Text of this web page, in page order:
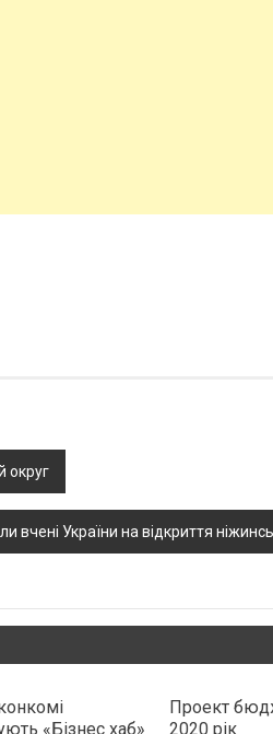
округ
вчені України на відкриття
«Бізнес хаб»
Проект
2020 рік